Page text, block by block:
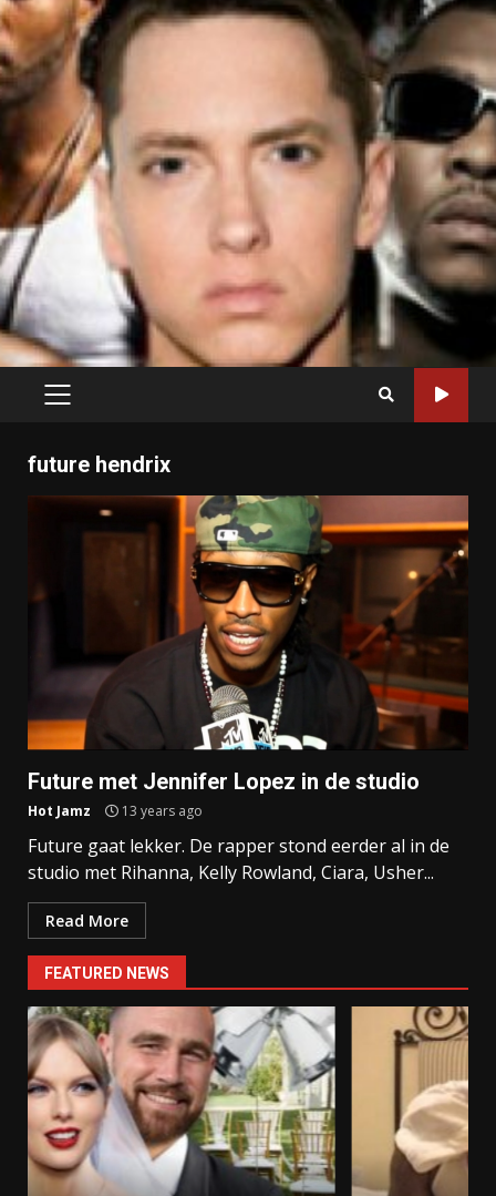
PRIMARY
future hendrix
Future met Jennifer Lopez in de studio
Hot Jamz 13 years ago
Future gaat lekker. De rapper stond eerder al in de
studio met Rihanna, Kelly Rowland, Ciara, Usher...
Read More
FEATURED NEWS